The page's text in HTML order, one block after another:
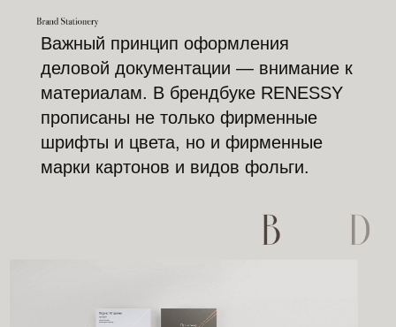
Важный принцип оформления
деловой документации — внимание к
материалам. В брендбуке RENESSY
прописаны не только фирменные
шрифты и цвета, но и фирменные
марки картонов и видов фольги.